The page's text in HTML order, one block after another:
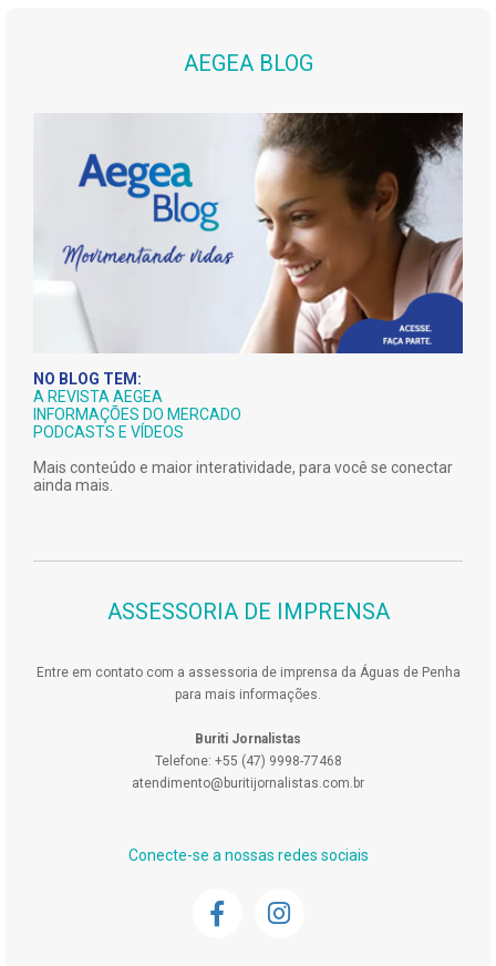
AEGEA BLOG
NO BLOG TEM:
A REVISTA AEGEA
INFORMAÇÕES DO MERCADO
PODCASTS E VÍDEOS
Mais conteúdo e maior interatividade, para você se conectar
ainda mais.
ASSESSORIA DE IMPRENSA
Entre em contato com a assessoria de imprensa da Águas de Penha
para mais informações.
Buriti Jornalistas
Telefone: +55 (47) 9998-77468
atendimento@buritijornalistas.com.br
Conecte-se a nossas redes sociais